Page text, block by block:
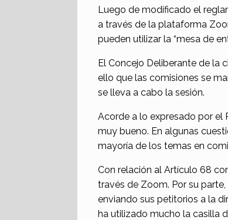
Luego de modificado el
a través de la plataforma
pueden utilizar la “mesa de
El Concejo Deliberante de la
ello que las comisiones se
se lleva a cabo la sesión.
Acorde a lo expresado por el
muy bueno. En algunas
mayoría de los temas en
Con relación al Artículo 68
través de Zoom. Por su
enviando sus petitorios a la
ha utilizado mucho la casilla